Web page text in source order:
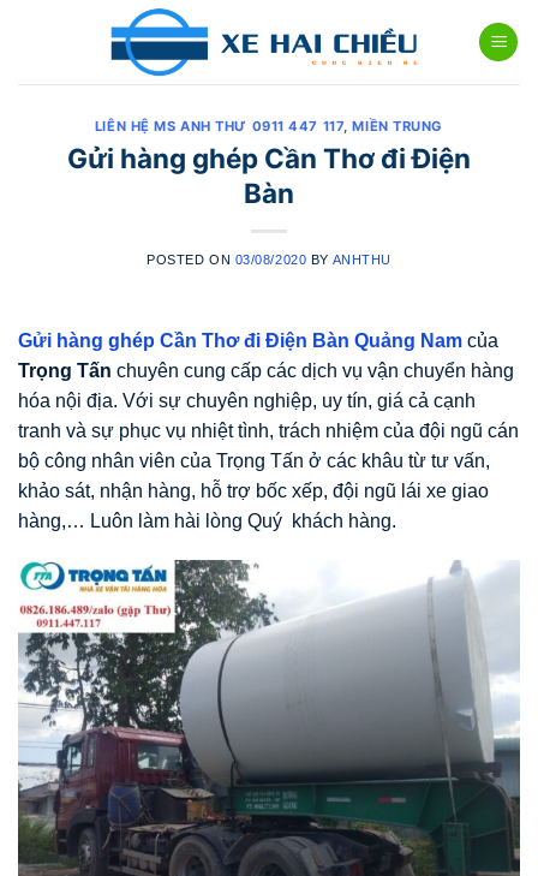
LIÊN HỆ MS ANH THƯ 0911 447 117,MIỀN TRUNG
Gửi hàng ghép Cần Thơ đi Điện
Bàn
POSTED ON 03/08/2020 BY ANHTHU
Gửi hàng ghép Cần Thơ đi Điện Bàn Quảng Nam của
Trọng Tấn chuyên cung cấp các dịch vụ vận chuyển hàng
hóa nội địa. Với sự chuyên nghiệp, uy tín, giá cả cạnh
tranh và sự phục vụ nhiệt tình, trách nhiệm của đội ngũ cán
bộ công nhân viên của Trọng Tấn ở các khâu từ tư vấn,
khảo sát, nhận hàng, hỗ trợ bốc xếp, đội ngũ lái xe giao
hàng,… Luôn làm hài lòng Quý khách hàng.